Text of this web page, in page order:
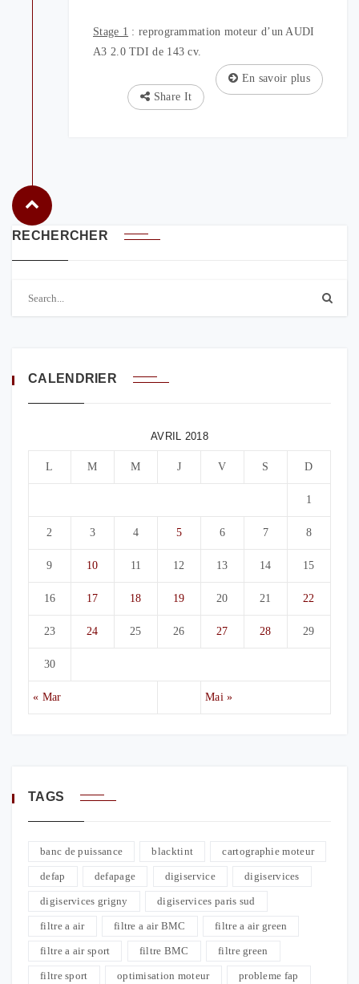
Stage 1 : reprogrammation moteur d’un AUDI
A3 2.0 TDI de 143 cv.
En savoir plus
Share It
RECHERCHER
CALENDRIER
AVRIL 2018
L M M J V S D
« Mar Mai »
1
2 3 4 5 6 7 8
9 10 11 12 13 14 15
16 17 18 19 20 21 22
23 24 25 26 27 28 29
30
TAGS
banc de puissance blacktint cartographie moteur
defap defapage digiservice digiservices
digiservices grigny digiservices paris sud
filtre a air filtre a air BMC filtre a air green
filtre a air sport filtre BMC filtre green
filtre sport optimisation moteur probleme fap